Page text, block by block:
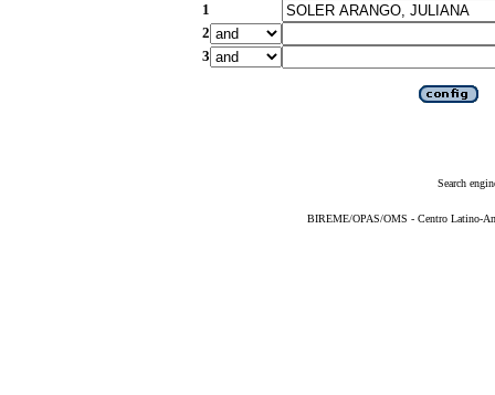
1
2
3
Search
BIREME/OPAS/OMS - Centro Latino-